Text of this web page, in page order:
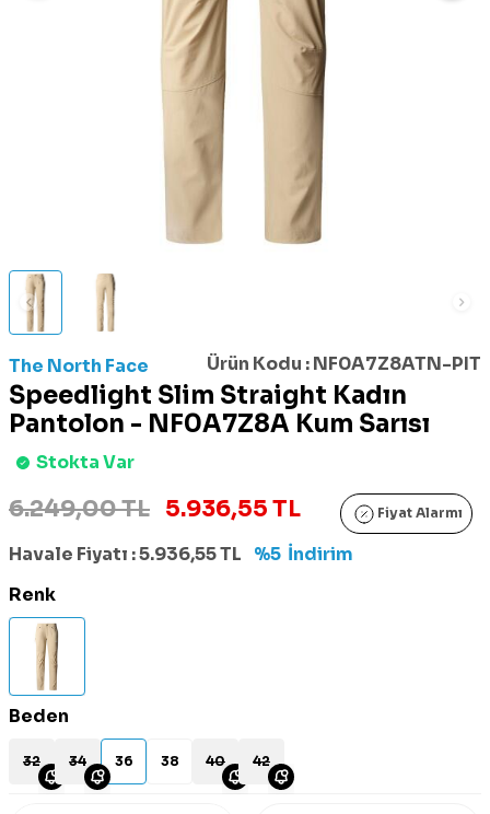
The North Face Ürün Kodu :NF0A7Z8ATN-PIT
Speedlight Slim Straight Kadın
Pantolon - NF0A7Z8A Kum Sarısı
Stokta Var
6.249,00 TL 5.936,55 TL Fiyat Alarmı
Havale Fiyatı :5.936,55TL %5 İndirim
Renk
Beden
32 34 36 38 40 42